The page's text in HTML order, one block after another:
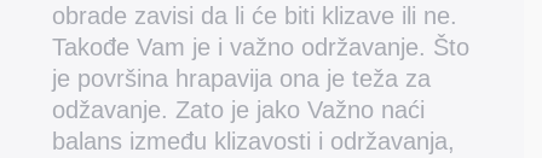
obrade zavisi da li će biti klizave ili ne.
Takođe Vam je i važno održavanje. Što
je površina hrapavija ona je teža za
odžavanje. Zato je jako Važno naći
balans između klizavosti i održavanja,